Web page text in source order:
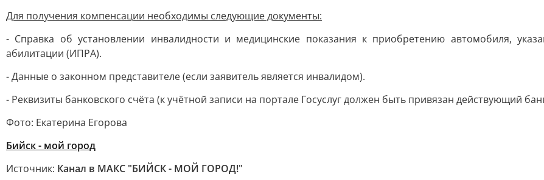
Для получения компенсации необходимы следующие документы:
- Справка об установлении инвалидности и медицинские показания к приобретению автомобиля,
абилитации (ИПРА).
- Данные о законном представителе (если заявитель является инвалидом).
- Реквизиты банковского счёта (к учётной записи на портале Госуслуг должен быть привязан действующий
Фото: Екатерина Егорова
Бийск - мой город
Источник: Канал в МАКС "БИЙСК - МОЙ ГОРОД!"